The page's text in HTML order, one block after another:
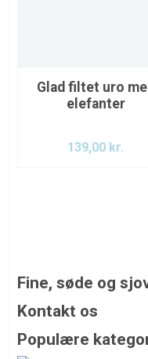
Glad filtet uro
elefanter
139,00 kr.
Fine, søde og
DU inviteres ind i vores
lidt skæve, det nuttede,
Kontakt os
Email:
Populære